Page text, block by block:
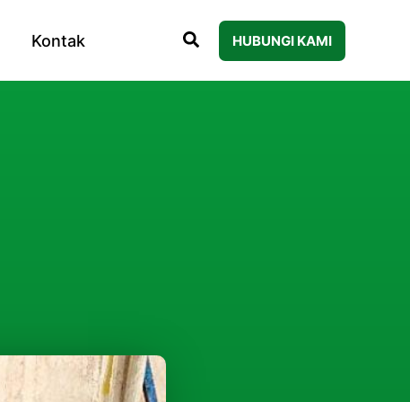
Kontak HUBUNGI KAMI